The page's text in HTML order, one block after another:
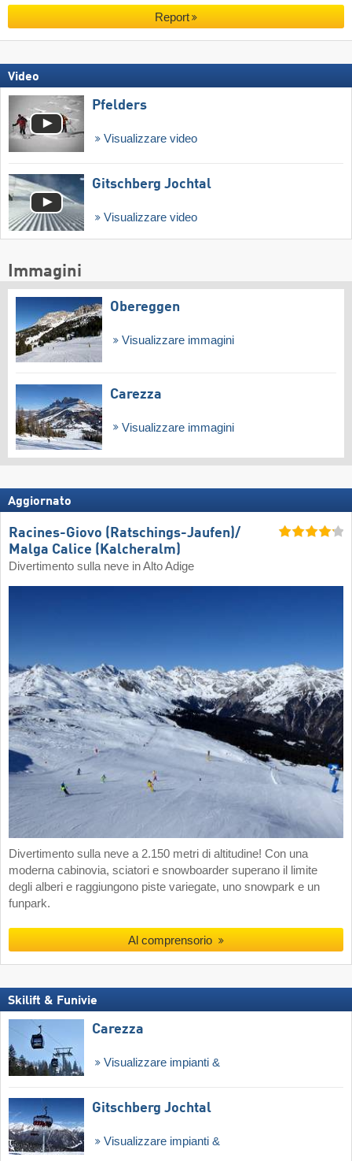
Report
Video
Pfelders
Visualizzare video
Gitschberg Jochtal
Visualizzare video
Immagini
Obereggen
Visualizzare immagini
Carezza
Visualizzare immagini
Aggiornato
Racines-Giovo (Ratschings-Jaufen)/​
Malga Calice (Kalcheralm)
Divertimento sulla neve in Alto Adige
Divertimento sulla neve a 2.150 metri di altitudine! Con una
moderna cabinovia, sciatori e snowboarder superano il limite
degli alberi e raggiungono piste variegate, uno snowpark e un
funpark.
Al comprensorio
Skilift & Funivie
Carezza
Visualizzare impianti &
Gitschberg Jochtal
Visualizzare impianti &